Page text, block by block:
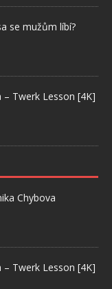
se mužům líbí?
Twerk Lesson [4K]
Chybova
Twerk Lesson [4K]